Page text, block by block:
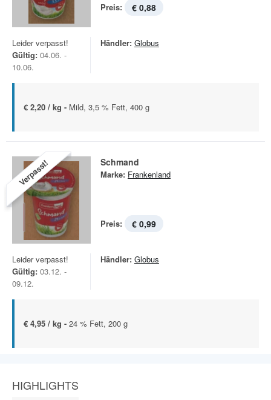
Preis: € 0,88
Leider verpasst!
Gültig: 04.06. -
10.06.
Händler: Globus
€ 2,20 / kg - Mild, 3,5 % Fett, 400 g
Verpasst! Schmand
Marke: Frankenland
Preis: € 0,99
Leider verpasst!
Gültig: 03.12. -
09.12.
Händler: Globus
€ 4,95 / kg - 24 % Fett, 200 g
HIGHLIGHTS